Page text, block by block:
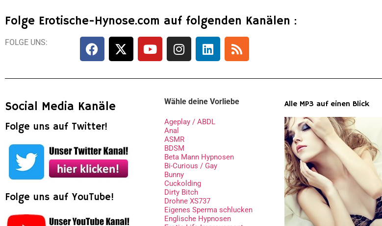
Folge Erotische-Hynose.com auf folgenden Kanälen :
FOLGE UNS:
Social Media Kanäle
Folge uns auf Twitter!
Folge uns auf YouTube!
Wähle deine Vorliebe
Ageplay / ABDL
Anal
ASMR
BDSM
Beta Mann Hypnosen
Bi-Curious / Gay
Bunny
Cuckolding
Dirty Bitch
Drohne XS737
Eigenes Sperma schlucken
Englische Hypnosen
Alle MP3 auf einen Blick